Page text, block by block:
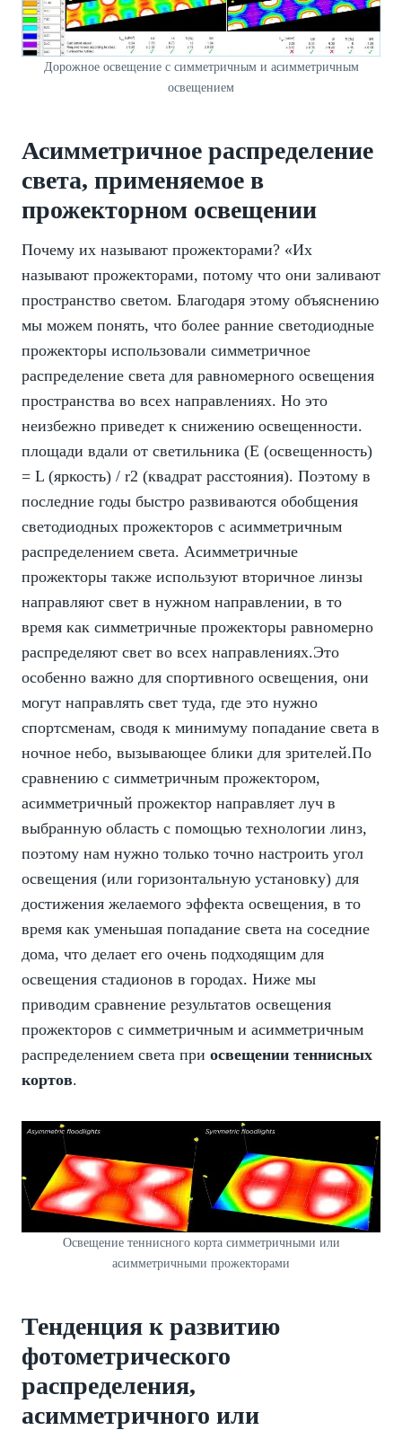
Дорожное освещение с симметричным и асимметричным
освещением
Асимметричное распределение
света, применяемое в
прожекторном освещении
Почему их называют прожекторами? «Их
называют прожекторами, потому что они заливают
пространство светом. Благодаря этому объяснению
мы можем понять, что более ранние светодиодные
прожекторы использовали симметричное
распределение света для равномерного освещения
пространства во всех направлениях. Но это
неизбежно приведет к снижению освещенности.
площади вдали от светильника (E (освещенность)
= L (яркость) / r2 (квадрат расстояния). Поэтому в
последние годы быстро развиваются обобщения
светодиодных прожекторов с асимметричным
распределением света. Асимметричные
прожекторы также используют вторичное линзы
направляют свет в нужном направлении, в то
время как симметричные прожекторы равномерно
распределяют свет во всех направлениях.Это
особенно важно для спортивного освещения, они
могут направлять свет туда, где это нужно
спортсменам, сводя к минимуму попадание света в
ночное небо, вызывающее блики для зрителей.По
сравнению с симметричным прожектором,
асимметричный прожектор направляет луч в
выбранную область с помощью технологии линз,
поэтому нам нужно только точно настроить угол
освещения (или горизонтальную установку) для
достижения желаемого эффекта освещения, в то
время как уменьшая попадание света на соседние
дома, что делает его очень подходящим для
освещения стадионов в городах. Ниже мы
приводим сравнение результатов освещения
прожекторов с симметричным и асимметричным
распределением света при освещении теннисных
кортов.
Освещение теннисного корта симметричными или
асимметричными прожекторами
Тенденция к развитию
фотометрического
распределения,
асимметричного или